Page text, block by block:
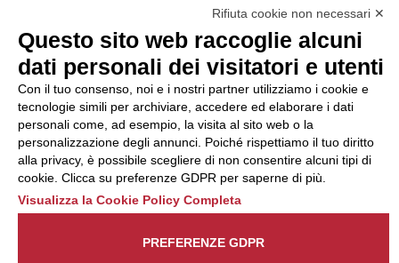
del Codice di Condotta, è
possibile presentare un
reclamo
all’Organismo di
Monitoraggio utilizzando
una delle modalità
descritte al seguente
indirizzo web
https://odm-
agenzielavoro.it/reclami/ .
Rifiuta cookie non necessari ✕
Questo sito web raccoglie alcuni
dati personali dei visitatori e utenti
Con il tuo consenso, noi e i nostri partner utilizziamo i cookie e
tecnologie simili per archiviare, accedere ed elaborare i dati
personali come, ad esempio, la visita al sito web o la
personalizzazione degli annunci. Poiché rispettiamo il tuo diritto
alla privacy, è possibile scegliere di non consentire alcuni tipi di
cookie. Clicca su preferenze GDPR per saperne di più.
Visualizza la Cookie Policy Completa
PREFERENZE GDPR